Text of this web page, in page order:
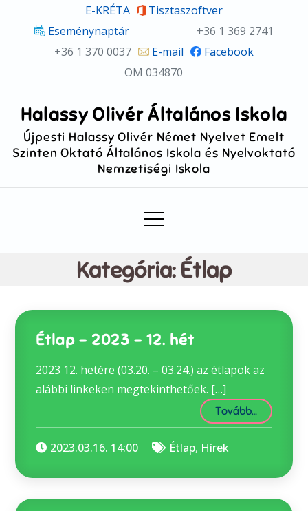
E-KRÉTA
Tisztaszoftver
Eseménynaptár
+36 1 369 2741
+36 1 370 0037
E-mail
Facebook
OM 034870
Halassy Olivér Általános Iskola
Újpesti Halassy Olivér Német Nyelvet Emelt
Szinten Oktató Általános Iskola és Nyelvoktató
Nemzetiségi Iskola
Kategória: Étlap
Étlap – 2023 – 12. hét
2023 12. hetére (03.20. – 03.24.) az étlapok az
alábbi linkeken megtekinthetőek. […]
Tovább…
2023.03.16. 14:00 Étlap, Hírek